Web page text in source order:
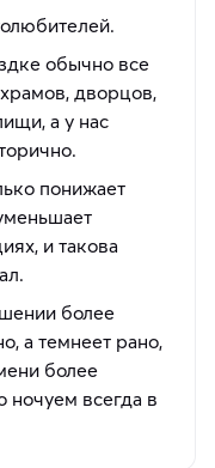
обычно все
дворцов,
а у нас
понижает
и такова
более
а темнеет рано,
более
ночуем всегда в